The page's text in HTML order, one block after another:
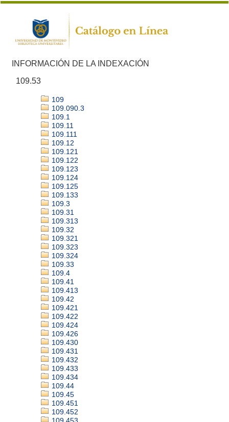
INFORMACIÓN DE LA INDEXACIÓN
109.53
109
109.090.3
109.1
109.11
109.111
109.12
109.121
109.122
109.123
109.124
109.125
109.133
109.3
109.31
109.313
109.32
109.321
109.323
109.324
109.33
109.4
109.41
109.413
109.42
109.421
109.422
109.424
109.426
109.430
109.431
109.432
109.433
109.434
109.44
109.45
109.451
109.452
109.453